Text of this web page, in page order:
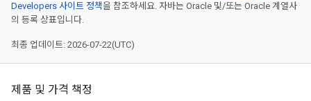
Developers 사이트 정책을 참조하세요. 자바는 Oracle 및/또는 Oracle 계열사
의 등록 상표입니다.
최종 업데이트: 2026-07-22(UTC)
제품 및 가격 책정